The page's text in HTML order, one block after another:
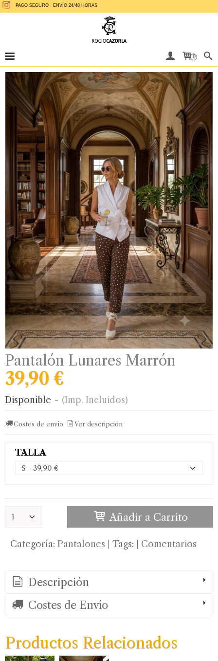
PAGO SEGURO ENVÍO 24/48 HORAS
0
Pantalón Lunares Marrón
39,90 €
Disponible - (Imp. Incluidos)
Costes de envío Ver descripción
TALLA
Añadir a Carrito
Categoría: Pantalones Tags: Comentarios
Descripción
Costes de Envío
Productos Relacionados